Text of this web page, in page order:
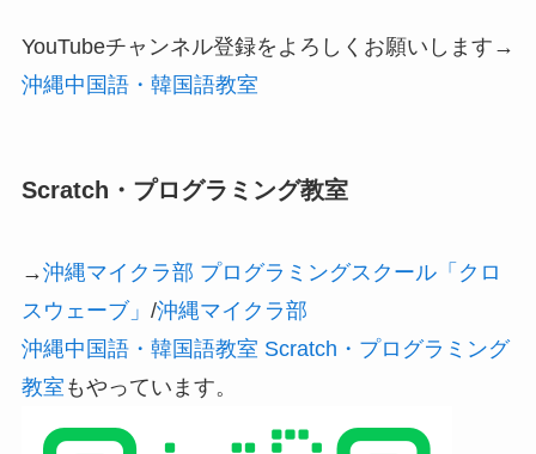
YouTubeチャンネル登録をよろしくお願いします→
沖縄中国語・韓国語教室
Scratch・プログラミング教室
→沖縄マイクラ部 プログラミングスクール「クロ
スウェーブ」 /沖縄マイクラ部
沖縄中国語・韓国語教室 Scratch・プログラミング
教室 もやっています。